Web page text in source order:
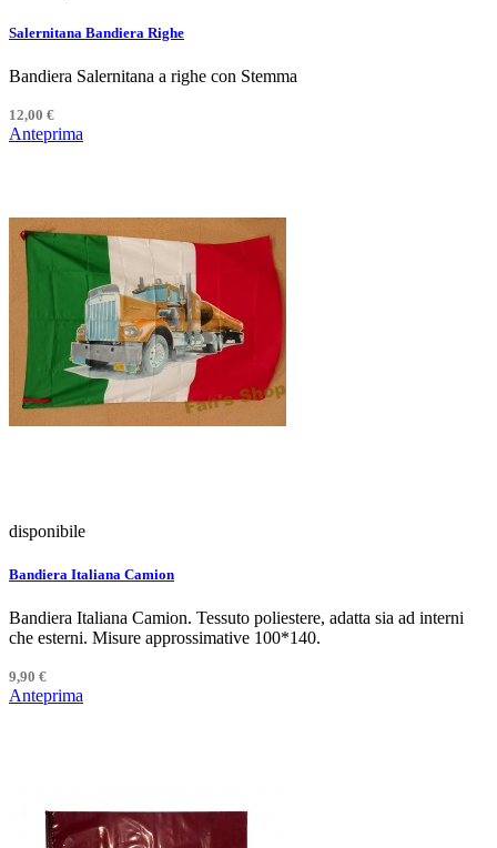
Salernitana Bandiera Righe
Bandiera Salernitana a righe con Stemma
12,00 €
Anteprima
disponibile
Bandiera Italiana Camion
Bandiera Italiana Camion. Tessuto poliestere, adatta sia ad interni
che esterni. Misure approssimative 100*140.
9,90 €
Anteprima